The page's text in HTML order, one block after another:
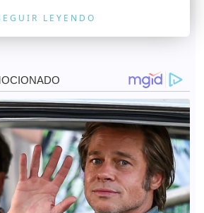
LEYENDO